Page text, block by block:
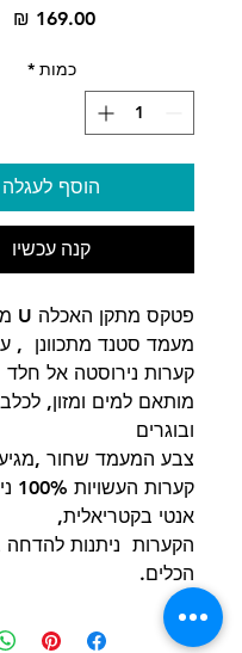
כמות *
הוסף לעגלה
קנה עכשיו
פטקס מתקן האכלה U מתכוונן
מעמד סטנד מתכוונן ,
קערות נירוסטה אל חלד
מותאם למים ומזון,
ובוגרים
צבע המעמד שחור ,מגיע
אנטי בקטריאלית,
הקערות ניתנות להדחה
הכלים.